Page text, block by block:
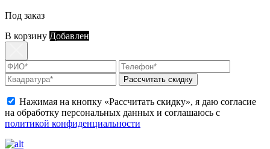
Под заказ
В корзину Добавлен
Рассчитать скидку
Нажимая на кнопку «Рассчитать скидку», я даю согласие
на обработку персональных данных и соглашаюсь с
политикой конфиденциальности